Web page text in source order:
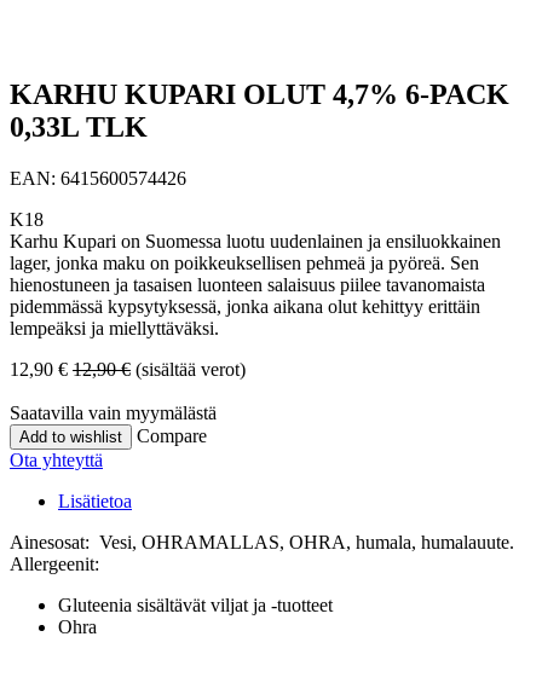
KARHU KUPARI OLUT 4,7% 6-PACK
0,33L TLK
EAN: 6415600574426
K18
Karhu Kupari on Suomessa luotu uudenlainen ja ensiluokkainen
lager, jonka maku on poikkeuksellisen pehmeä ja pyöreä. Sen
hienostuneen ja tasaisen luonteen salaisuus piilee tavanomaista
pidemmässä kypsytyksessä, jonka aikana olut kehittyy erittäin
lempeäksi ja miellyttäväksi.
12,90 € 12,90€ (sisältää verot)
Saatavilla vain myymälästä
Add to wishlist
Compare
Ota yhteyttä
Lisätietoa
Ainesosat: Vesi, OHRAMALLAS, OHRA, humala, humalauute.
Allergeenit:
Gluteenia sisältävät viljat ja -tuotteet
Ohra